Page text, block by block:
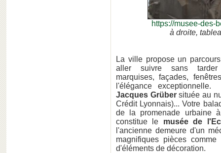
https://musee-des-
à droite,
La ville propose un
aller suivre sans
marquises, façades,
l'élégance
Jacques Grübersituée au
Crédit Lyonnais)... Votre
de la promenade urbaine
constitue le musée de
l'ancienne demeure d'un
magnifiques pièces
d'éléments de décoration.